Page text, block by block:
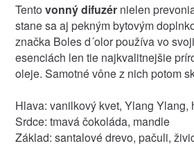
Tento vonný difuzérnielen
stane sa aj pekným bytovým
značka Boles d´olor používa vo
esenciách len tie najkvalitnejšie
oleje. Samotné vône z nich potom
Hlava: vanilkový kvet, Ylang Ylang,
Srdce: tmavá čokoláda, mandle
Základ: santalové drevo, pačuli,